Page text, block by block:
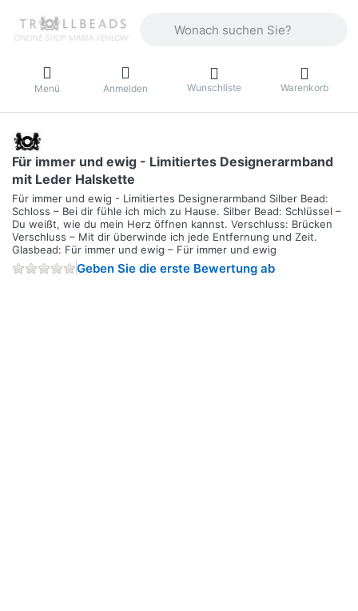
Menü Anmelden Wunschliste Warenkorb
Für immer und ewig - Limitiertes Designerarmband
mit Leder Halskette
Für immer und ewig - Limitiertes Designerarmband Silber Bead:
Schloss – Bei dir fühle ich mich zu Hause. Silber Bead: Schlüssel –
Du weißt, wie du mein Herz öffnen kannst. Verschluss: Brücken
Verschluss – Mit dir überwinde ich jede Entfernung und Zeit.
Glasbead: Für immer und ewig – Für immer und ewig
Geben Sie die erste Bewertung ab